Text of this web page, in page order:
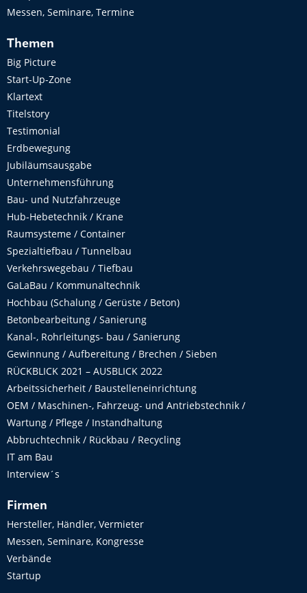
Messen, Seminare, Termine
Themen
Big Picture
Start-Up-Zone
Klartext
Titelstory
Testimonial
Erdbewegung
Jubiläumsausgabe
Unternehmensführung
Bau- und Nutzfahrzeuge
Hub-Hebetechnik / Krane
Raumsysteme / Container
Spezialtiefbau / Tunnelbau
Verkehrswegebau / Tiefbau
GaLaBau / Kommunaltechnik
Hochbau (Schalung / Gerüste / Beton)
Betonbearbeitung / Sanierung
Kanal-, Rohrleitungs- bau / Sanierung
Gewinnung / Aufbereitung / Brechen / Sieben
RÜCKBLICK 2021 – AUSBLICK 2022
Arbeitssicherheit / Baustelleneinrichtung
OEM / Maschinen-, Fahrzeug- und Antriebstechnik /
Wartung / Pflege / Instandhaltung
Abbruchtechnik / Rückbau / Recycling
IT am Bau
Interview´s
Firmen
Hersteller, Händler, Vermieter
Messen, Seminare, Kongresse
Verbände
Startup